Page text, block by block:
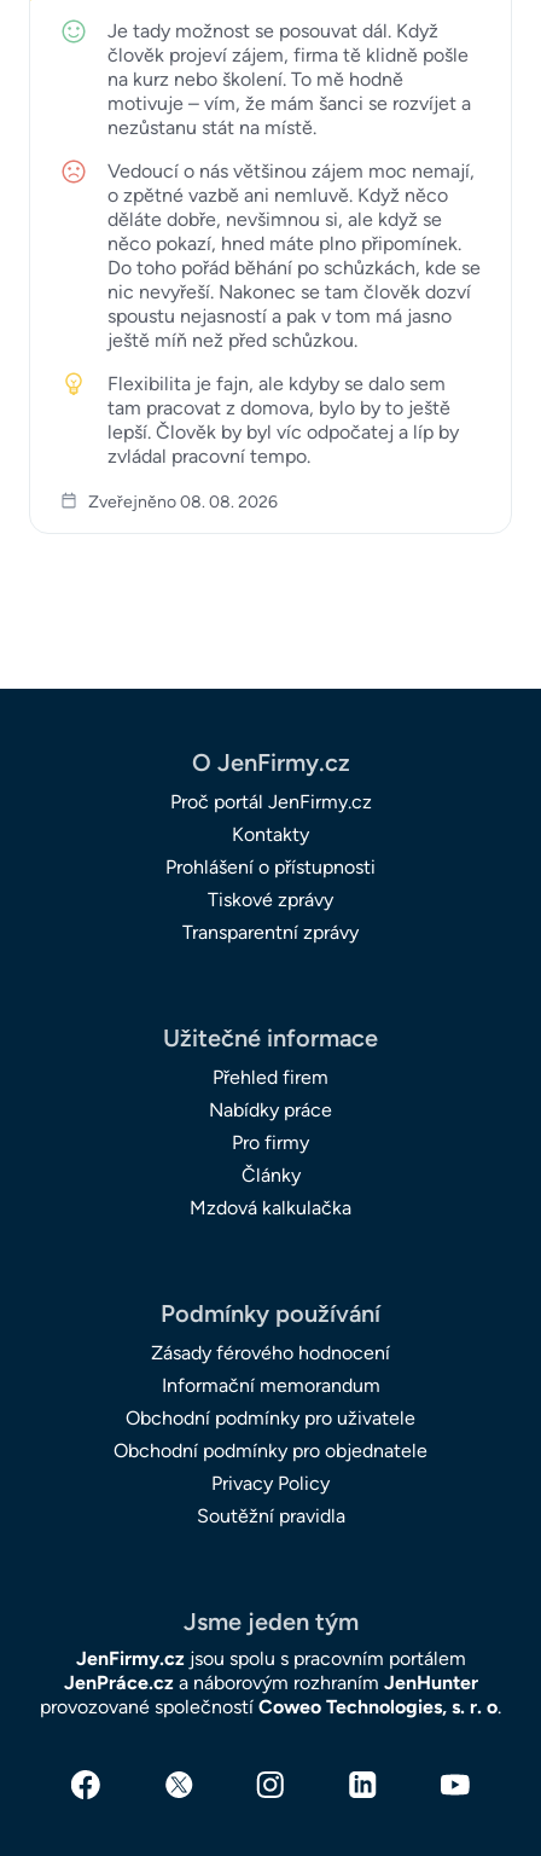
Je tady možnost se posouvat dál. Když
člověk projeví zájem, firma tě klidně pošle
na kurz nebo školení. To mě hodně
motivuje – vím, že mám šanci se rozvíjet a
nezůstanu stát na místě.
Vedoucí o nás většinou zájem moc nemají,
o zpětné vazbě ani nemluvě. Když něco
děláte dobře, nevšimnou si, ale když se
něco pokazí, hned máte plno připomínek.
Do toho pořád běhání po schůzkách, kde se
nic nevyřeší. Nakonec se tam člověk dozví
spoustu nejasností a pak v tom má jasno
ještě míň než před schůzkou.
Flexibilita je fajn, ale kdyby se dalo sem
tam pracovat z domova, bylo by to ještě
lepší. Člověk by byl víc odpočatej a líp by
zvládal pracovní tempo.
Zveřejněno 08. 08. 2026
O JenFirmy.cz
Proč portál JenFirmy.cz
Kontakty
Prohlášení o přístupnosti
Tiskové zprávy
Transparentní zprávy
Užitečné informace
Přehled firem
Nabídky práce
Pro firmy
Články
Mzdová kalkulačka
Podmínky používání
Zásady férového hodnocení
Informační memorandum
Obchodní podmínky pro uživatele
Obchodní podmínky pro objednatele
Privacy Policy
Soutěžní pravidla
Jsme jeden tým
JenFirmy.czjsou spolu s pracovním portálem
JenPráce.cza náborovým rozhraním JenHunter
provozované společností Coweo Technologies, s. r. o.